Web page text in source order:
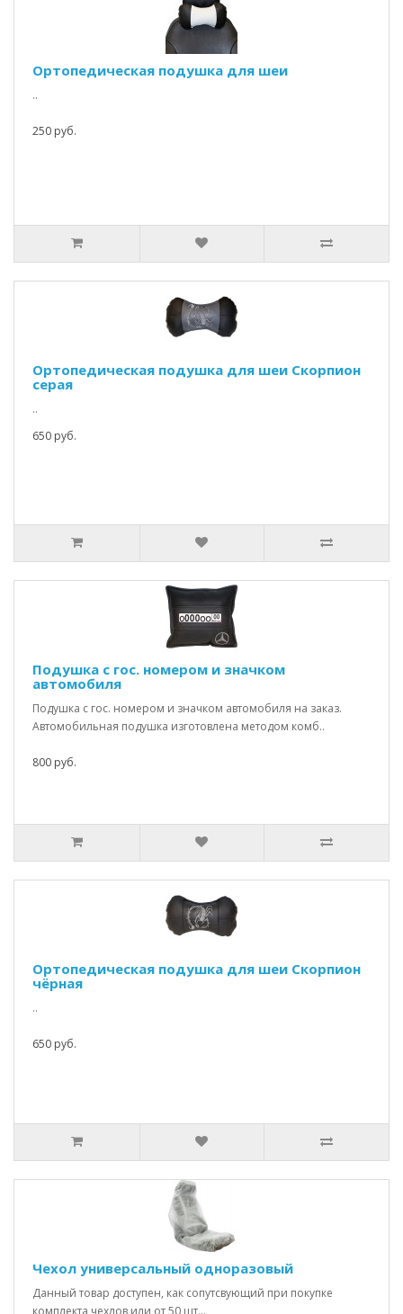
Ортопедическая подушка для шеи
..
250 руб.
Ортопедическая подушка для шеи Скорпион
серая
..
650 руб.
Подушка с гос. номером и значком
автомобиля
Подушка с гос. номером и значком автомобиля на заказ.
Автомобильная подушка изготовлена методом комб..
800 руб.
Ортопедическая подушка для шеи Скорпион
чёрная
..
650 руб.
Чехол универсальный одноразовый
Данный товар доступен, как сопутсвующий при покупке
комплекта чехлов или от 50 шт...